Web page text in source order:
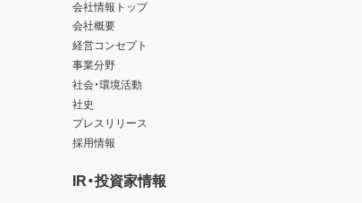
会社情報トップ
会社概要
経営コンセプト
事業分野
社会・環境活動
社史
プレスリリース
採用情報
IR・投資家情報